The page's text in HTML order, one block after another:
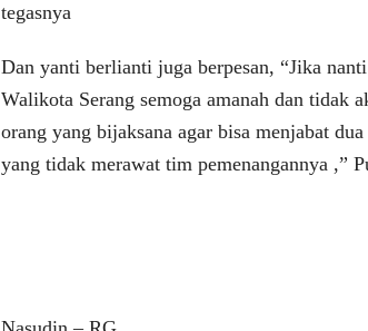
tegasnya
Dan yanti berlianti juga berpesan, “Jika
Walikota Serang semoga amanah dan tidak
orang yang bijaksana agar bisa menjabat
yang tidak merawat tim pemenangannya ,”